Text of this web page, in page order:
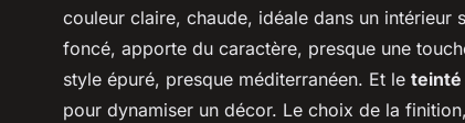
couleur claire, chaude, idéale dans un intérieur
foncé, apporte du caractère, presque une
style épuré, presque méditerranéen. Et le teinté
pour dynamiser un décor. Le choix de la